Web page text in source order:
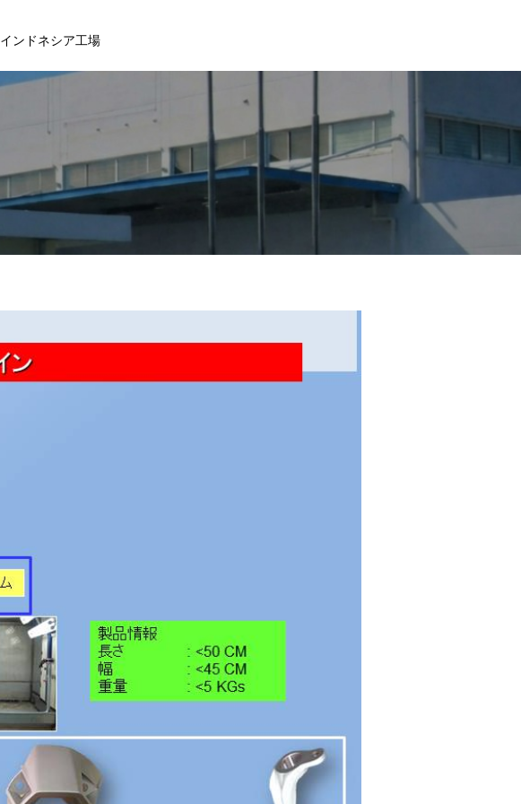
インドネシア工場